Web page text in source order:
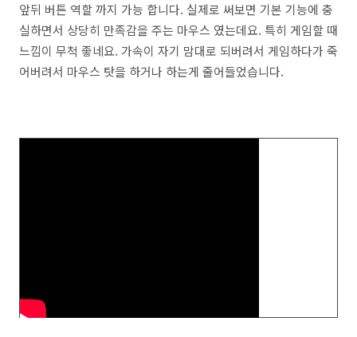
앞뒤 버튼 역할 까지 가능 합니다. 실제로 써보면 기본 기능에 충
실하면서 상당히 만족감을 주는 마우스 였는데요. 특히 게임할 때
느낌이 무척 좋네요. 가속이 자기 맘대로 되버려서 게임하다가 죽
어버려서 마우스 탓을 하거나 하는게 줄어들었습니다.